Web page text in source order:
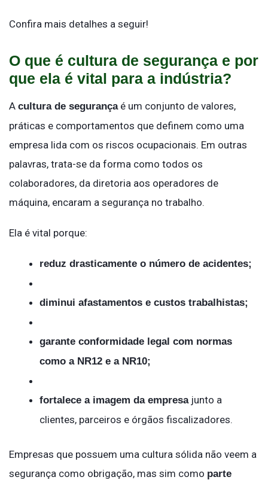
Confira mais detalhes a seguir!
O que é cultura de segurança e por
que ela é vital para a indústria?
A cultura de segurançaé um conjunto de valores,
práticas e comportamentos que definem como uma
empresa lida com os riscos ocupacionais. Em outras
palavras, trata-se da forma como todos os
colaboradores, da diretoria aos operadores de
máquina, encaram a segurança no trabalho.
Ela é vital porque:
reduz drasticamente o número de acidentes;
diminui afastamentos e custos trabalhistas;
garante conformidade legal com normas
como a NR12 e a NR10;
fortalece a imagem da empresajunto a
clientes, parceiros e órgãos fiscalizadores.
Empresas que possuem uma cultura sólida não veem a
segurança como obrigação, mas sim como parte